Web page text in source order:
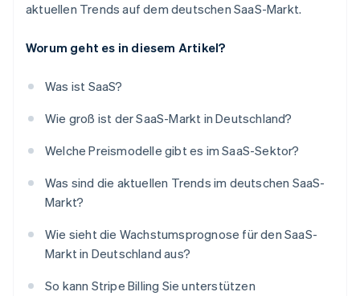
aktuellen Trends auf dem deutschen SaaS-Markt.
Worum geht es in diesem Artikel?
Was ist SaaS?
Wie groß ist der SaaS-Markt in Deutschland?
Welche Preismodelle gibt es im SaaS-Sektor?
Was sind die aktuellen Trends im deutschen SaaS-
Markt?
Wie sieht die Wachstumsprognose für den SaaS-
Markt in Deutschland aus?
So kann Stripe Billing Sie unterstützen